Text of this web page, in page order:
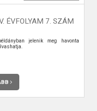
ÉVFOLYAM 7. SZÁM
jelenik meg havonta